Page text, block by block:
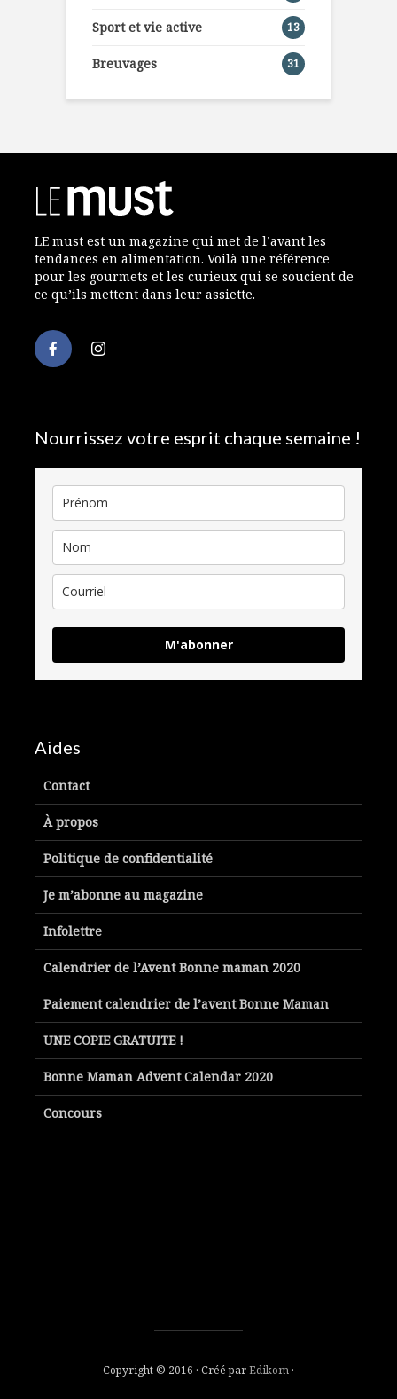
Sport et vie active 13
Breuvages 31
LE must est un magazine qui met de l’avant les
tendances en alimentation. Voilà une référence
pour les gourmets et les curieux qui se soucient de
ce qu’ils mettent dans leur assiette.
Nourrissez votre esprit chaque semaine !
M'abonner
Aides
Contact
À propos
Politique de confidentialité
Je m’abonne au magazine
Infolettre
Calendrier de l’Avent Bonne maman 2020
Paiement calendrier de l’avent Bonne Maman
UNE COPIE GRATUITE !
Bonne Maman Advent Calendar 2020
Concours
Copyright © 2016 · Créé parEdikom ·